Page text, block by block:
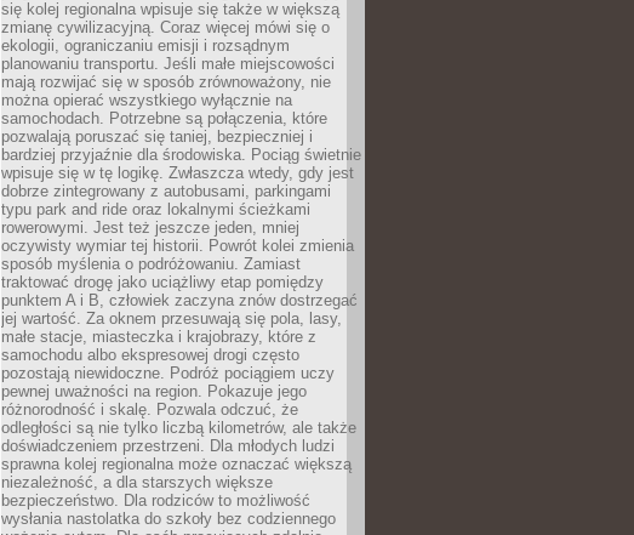
się kolej regionalna wpisuje się także w większą
zmianę cywilizacyjną. Coraz więcej mówi się o
ekologii, ograniczaniu emisji i rozsądnym
planowaniu transportu. Jeśli małe miejscowości
mają rozwijać się w sposób zrównoważony, nie
można opierać wszystkiego wyłącznie na
samochodach. Potrzebne są połączenia, które
pozwalają poruszać się taniej, bezpieczniej i
bardziej przyjaźnie dla środowiska. Pociąg świetnie
wpisuje się w tę logikę. Zwłaszcza wtedy, gdy jest
dobrze zintegrowany z autobusami, parkingami
typu park and ride oraz lokalnymi ścieżkami
rowerowymi. Jest też jeszcze jeden, mniej
oczywisty wymiar tej historii. Powrót kolei zmienia
sposób myślenia o podróżowaniu. Zamiast
traktować drogę jako uciążliwy etap pomiędzy
punktem A i B, człowiek zaczyna znów dostrzegać
jej wartość. Za oknem przesuwają się pola, lasy,
małe stacje, miasteczka i krajobrazy, które z
samochodu albo ekspresowej drogi często
pozostają niewidoczne. Podróż pociągiem uczy
pewnej uważności na region. Pokazuje jego
różnorodność i skalę. Pozwala odczuć, że
odległości są nie tylko liczbą kilometrów, ale także
doświadczeniem przestrzeni. Dla młodych ludzi
sprawna kolej regionalna może oznaczać większą
niezależność, a dla starszych większe
bezpieczeństwo. Dla rodziców to możliwość
wysłania nastolatka do szkoły bez codziennego